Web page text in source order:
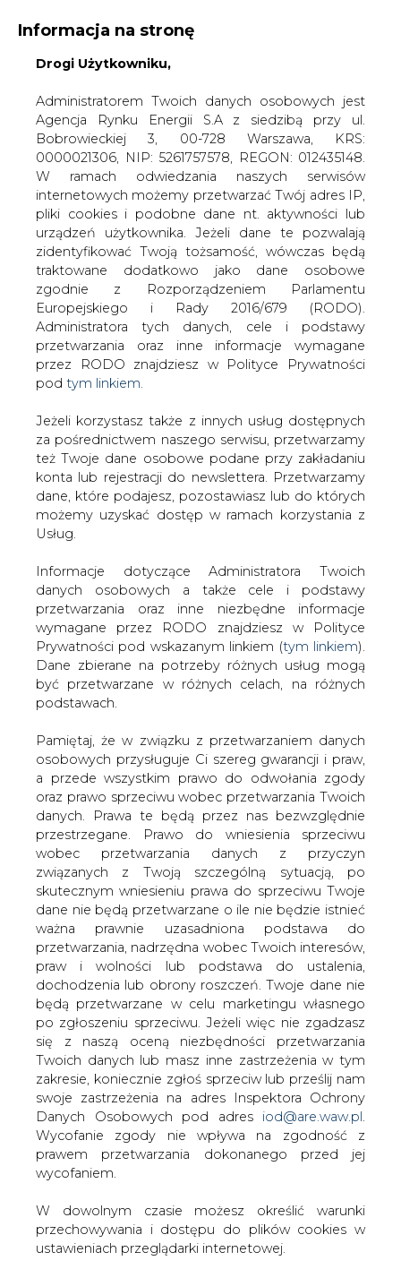
KONTAKT:
WYDAWCA PORTALU:
WYSOKI KONTRAST A A
ZALOGUJ SIĘ
WŁĄCZ CIRE.TV
Informacja na stronę
Drogi Użytkowniku,
Administratorem Twoich danych osobowych jest
Agencja Rynku Energii S.A z siedzibą przy ul.
Bobrowieckiej 3, 00-728 Warszawa, KRS:
0000021306, NIP: 5261757578, REGON: 012435148.
W ramach odwiedzania naszych serwisów
internetowych możemy przetwarzać Twój adres IP,
pliki cookies i podobne dane nt. aktywności lub
urządzeń użytkownika. Jeżeli dane te pozwalają
zidentyfikować Twoją tożsamość, wówczas będą
traktowane dodatkowo jako dane osobowe
zgodnie z Rozporządzeniem Parlamentu
Europejskiego i Rady 2016/679 (RODO).
Administratora tych danych, cele i podstawy
przetwarzania oraz inne informacje wymagane
przez RODO znajdziesz w Polityce Prywatności
pod tym linkiem.
Jeżeli korzystasz także z innych usług dostępnych
za pośrednictwem naszego serwisu, przetwarzamy
też Twoje dane osobowe podane przy zakładaniu
konta lub rejestracji do newslettera. Przetwarzamy
dane, które podajesz, pozostawiasz lub do których
możemy uzyskać dostęp w ramach korzystania z
Usług.
Informacje dotyczące Administratora Twoich
danych osobowych a także cele i podstawy
przetwarzania oraz inne niezbędne informacje
wymagane przez RODO znajdziesz w Polityce
Prywatności pod wskazanym linkiem (tym linkiem).
Dane zbierane na potrzeby różnych usług mogą
być przetwarzane w różnych celach, na różnych
podstawach.
Pamiętaj, że w związku z przetwarzaniem danych
osobowych przysługuje Ci szereg gwarancji i praw,
a przede wszystkim prawo do odwołania zgody
oraz prawo sprzeciwu wobec przetwarzania Twoich
danych. Prawa te będą przez nas bezwzględnie
przestrzegane. Prawo do wniesienia sprzeciwu
wobec przetwarzania danych z przyczyn
związanych z Twoją szczególną sytuacją, po
skutecznym wniesieniu prawa do sprzeciwu Twoje
dane nie będą przetwarzane o ile nie będzie istnieć
ważna prawnie uzasadniona podstawa do
przetwarzania, nadrzędna wobec Twoich interesów,
praw i wolności lub podstawa do ustalenia,
dochodzenia lub obrony roszczeń. Twoje dane nie
będą przetwarzane w celu marketingu własnego
po zgłoszeniu sprzeciwu. Jeżeli więc nie zgadzasz
się z naszą oceną niezbędności przetwarzania
Twoich danych lub masz inne zastrzeżenia w tym
zakresie, koniecznie zgłoś sprzeciw lub prześlij nam
swoje zastrzeżenia na adres Inspektora Ochrony
Danych Osobowych pod adres iod@are.waw.pl.
Wycofanie zgody nie wpływa na zgodność z
prawem przetwarzania dokonanego przed jej
wycofaniem.
W dowolnym czasie możesz określić warunki
przechowywania i dostępu do plików cookies w
ustawieniach przeglądarki internetowej.
Strona główna CIEPŁOWNICTWO
Kraków za pięć lat
bez węgla
2013-09-16 00:00
skomentuj
udostępnij:
Kraków za pięć lat bez węgla
Aby poprawić fatalną jakość powietrza
w Krakowie, tej zimy ma zacząć
obowiązywać tam zakaz palenia
węglem - informuje "Gazeta Wyborcza".
Uchwałę zawierającą zakaz radni zamierzają przyjąć w
październiku. Najważniejsze jej punkty to pięcioletni okres
przejściowy, w ciągu którego mają zniknąć piece
węglowe oraz zakaz wydawania pozwoleń na budowę
domów ogrzewanych węglem czy drewnem. Program
ma wejść w życie od początku przyszłego roku.
Kraków chce refundować 90 proc. kosztów wymiany
pieców na bardziej ekologiczne. Dopłaci też
mieszkańcom do wyższych rachunków za ogrzewanie.
#Ciepłownictwo #kraj #paliwa
Artykuł powstał bez wsparcia narzędzi sztucznej inteligencji.
Wydawca portalu CIRE zgadza się na włączenie publikacji do